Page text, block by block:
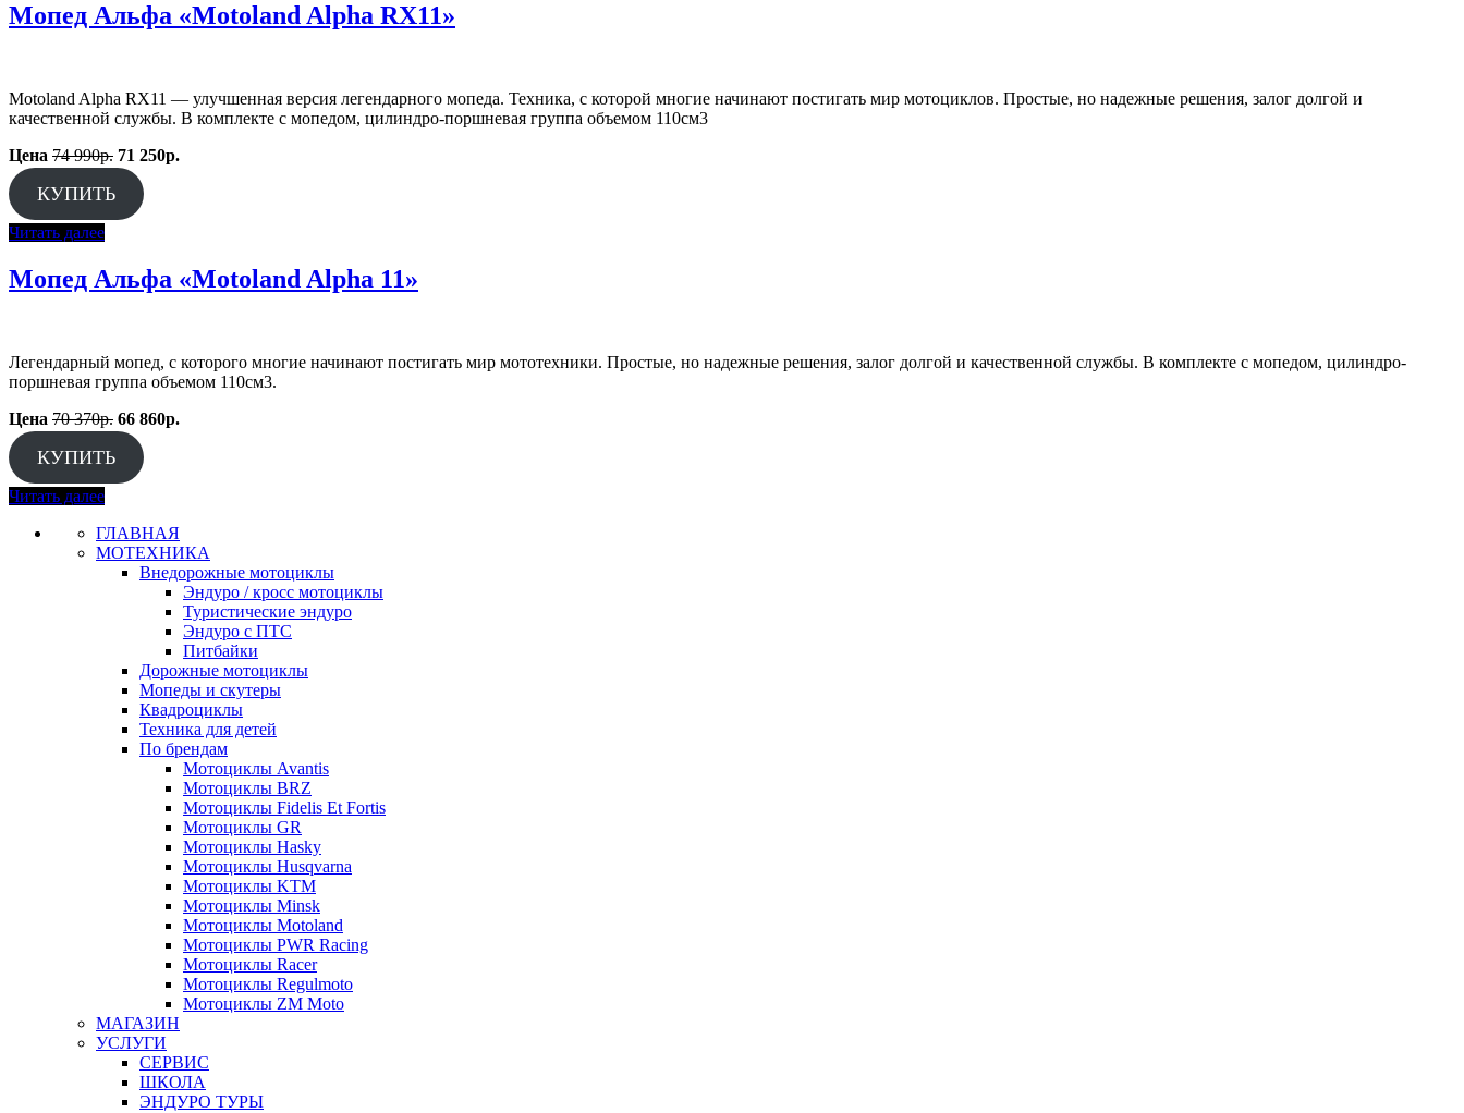
Мопед Альфа «Motoland Alpha RX11»
Motoland Alpha RX11 — улучшенная версия легендарного мопеда. Техника, с которой многие начинают постигать мир мотоциклов. Простые, но надежные решения, залог долгой и
качественной службы. В комплекте с мопедом, цилиндро-поршневая группа объемом 110см3
Цена 74 990р. 71 250р.
КУПИТЬ
Читать далее
Мопед Альфа «Motoland Alpha 11»
Легендарный мопед, с которого многие начинают постигать мир мототехники. Простые, но надежные решения, залог долгой и качественной службы. В комплекте с мопедом, цилиндро-
поршневая группа объемом 110см3.
Цена 70 370р. 66 860р.
КУПИТЬ
Читать далее
ГЛАВНАЯ
МОТЕХНИКА
Внедорожные мотоциклы
Эндуро / кросс мотоциклы
Туристические эндуро
Эндуро с ПТС
Питбайки
Дорожные мотоциклы
Мопеды и скутеры
Квадроциклы
Техника для детей
По брендам
Мотоциклы Avantis
Мотоциклы BRZ
Мотоциклы Fidelis Et Fortis
Мотоциклы GR
Мотоциклы Hasky
Мотоциклы Husqvarna
Мотоциклы KTM
Мотоциклы Minsk
Мотоциклы Motoland
Мотоциклы PWR Racing
Мотоциклы Racer
Мотоциклы Regulmoto
Мотоциклы ZM Moto
МАГАЗИН
УСЛУГИ
СЕРВИС
ШКОЛА
ЭНДУРО ТУРЫ